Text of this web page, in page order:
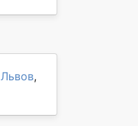
Львов,